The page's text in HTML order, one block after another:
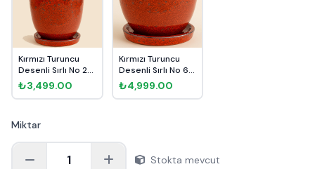
Kırmızı Turuncu
Desenli Sırlı No 2
Ø20cm
₺3,499.00
Kırmızı Turuncu
Desenli Sırlı No 6
Ø35cm
₺4,999.00
Miktar
1 Stokta mevcut